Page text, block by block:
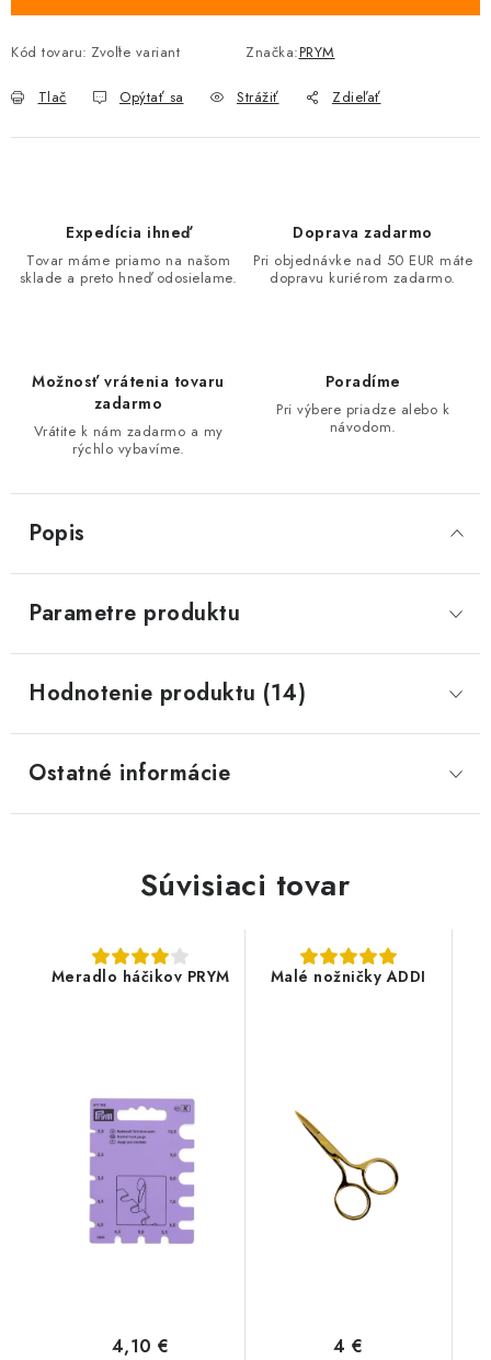
Kód tovaru: Zvoľte variant Značka:PRYM
Tlač Opýtať sa Strážiť Zdieľať
Expedícia ihneď
Tovar máme priamo na našom
sklade a preto hneď odosielame.
Doprava zadarmo
Pri objednávke nad 50 EUR máte
dopravu kuriérom zadarmo.
Možnosť vrátenia tovaru
zadarmo
Vrátite k nám zadarmo a my
rýchlo vybavíme.
Poradíme
Pri výbere priadze alebo k
návodom.
Popis
Parametre produktu
Hodnotenie produktu (14)
Ostatné informácie
Súvisiaci tovar
Meradlo háčikov PRYM
4,10 €
Malé nožničky ADDI
4 €